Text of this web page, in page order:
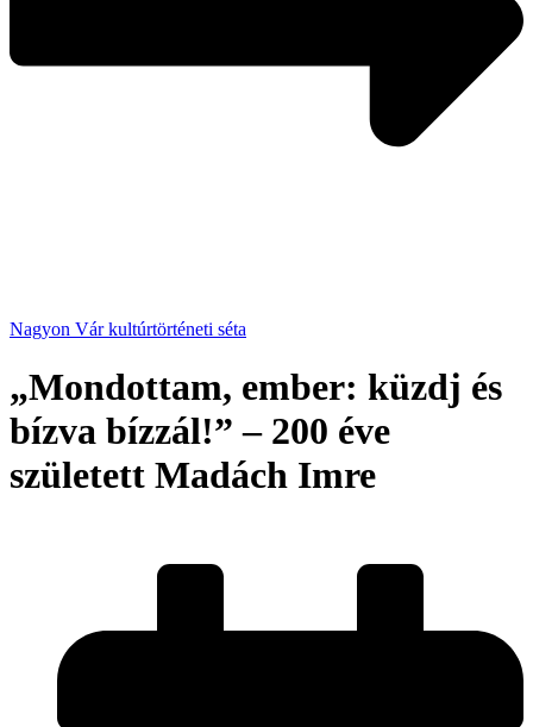
Nagyon Vár kultúrtörténeti séta
„Mondottam, ember: küzdj és
bízva bízzál!” – 200 éve
született Madách Imre